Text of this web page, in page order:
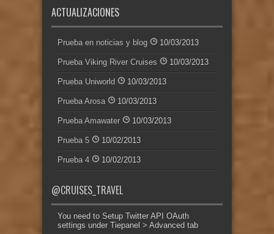
ACTUALIZACIONES
Prueba en noticias y blog 10/03/2013
Prueba Viking River Cruises 10/03/2013
Prueba Uniworld 10/03/2013
Prueba Arosa 10/03/2013
Prueba Amawater 10/03/2013
Prueba 5 10/02/2013
Prueba 4 10/02/2013
@CRUISES_TRAVEL
You need to Setup Twitter API OAuth
settings under Tiepanel > Advanced tab